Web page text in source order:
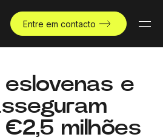
Entre em contacto
e
milhões